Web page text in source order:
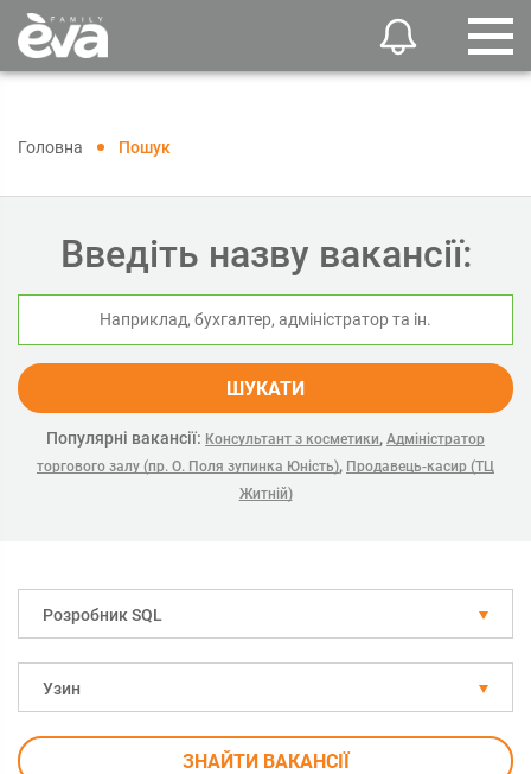
Головна Пошук
Введіть назву вакансії:
ШУКАТИ
Популярні вакансії: Консультант з косметики, Адміністратор
торгового залу (пр. О. Поля зупинка Юність), Продавець-касир (ТЦ
Житній)
Розробник SQL
Узин
ЗНАЙТИ ВАКАНСІЇ